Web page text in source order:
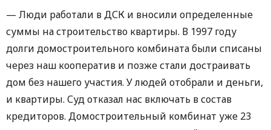
— Люди работали в ДСК и вносили определенные
суммы на строительство квартиры. В 1997 году
долги домостроительного комбината были списаны
через наш кооператив и позже стали достраивать
дом без нашего участия. У людей отобрали и деньги,
и квартиры. Суд отказал нас включать в состав
кредиторов. Домостроительный комбинат уже 23